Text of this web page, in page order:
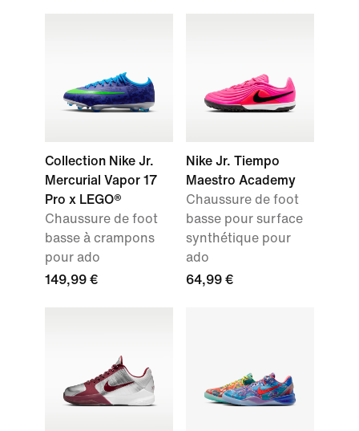
Collection Nike Jr.
Mercurial Vapor 17
Pro x LEGO®
Chaussure de foot
basse à crampons
pour ado
149,99 €
Nike Jr. Tiempo
Maestro Academy
Chaussure de foot
basse pour surface
synthétique pour
ado
64,99 €